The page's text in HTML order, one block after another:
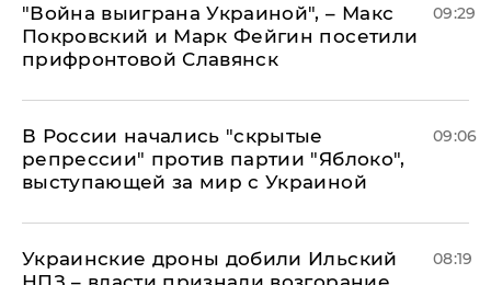
"Война выиграна Украиной", – Макс
Покровский и Марк Фейгин посетили
прифронтовой Славянск
09:29
В России начались "скрытые
репрессии" против партии "Яблоко",
выступающей за мир с Украиной
09:06
Украинские дроны добили Ильский
08:19